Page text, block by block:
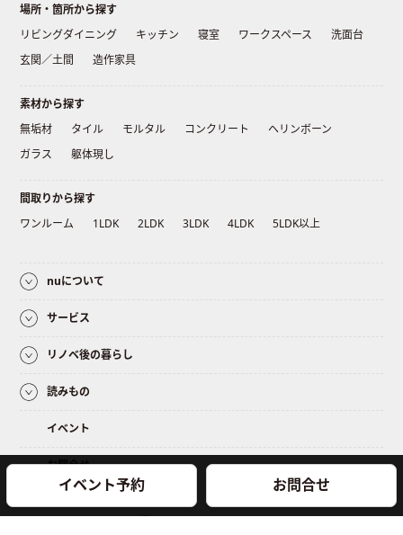
イベント予約 お問合せ
場所・箇所から探す
リビングダイニング
キッチン 寝室 ワークスペース
洗面台
玄関／土間
造作家具
素材から探す
無垢材
タイル モルタル コンクリート
ヘリンボーン
ガラス
躯体現し
間取りから探す
ワンルーム
1LDK 2LDK 3LDK 4LDK 5LDK以上
nuについて
サービス
リノベ後の暮らし
読みもの
イベント
お問合せ